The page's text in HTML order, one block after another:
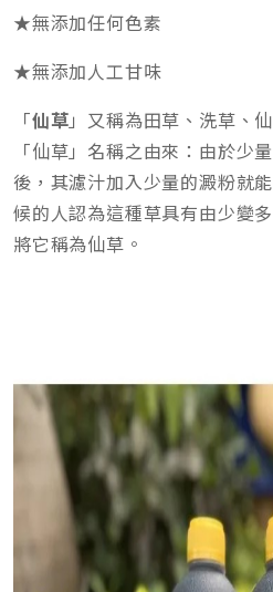
★無添加任何色素
★無添加人工甘味
「仙草」又稱為田草、洗草、
「仙草」名稱之由來：由於少
後，其濾汁加入少量的澱粉就
候的人認為這種草具有由少變
將它稱為仙草。